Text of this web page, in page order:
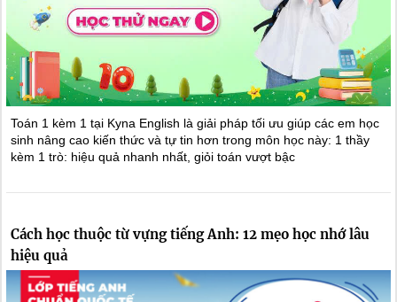
Toán 1 kèm 1 tại Kyna English là giải pháp tối ưu giúp các em học
sinh nâng cao kiến thức và tự tin hơn trong môn học này: 1 thầy
kèm 1 trò: hiệu quả nhanh nhất, giỏi toán vượt bậc
Cách học thuộc từ vựng tiếng Anh: 12 mẹo học nhớ lâu
hiệu quả